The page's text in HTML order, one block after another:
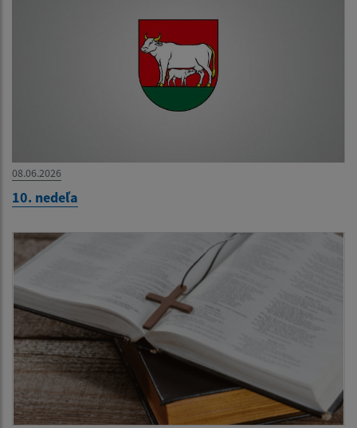
08.06.2026
10. nedeľa